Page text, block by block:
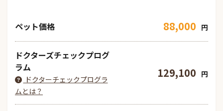
ペット価格 88,000 円
ドクターズチェックプログ
ラム
ドクターチェックプログラ
ムとは？
129,100 円